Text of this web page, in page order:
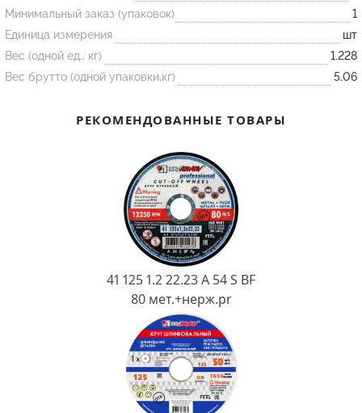
Пробка
Подставка
Лодочка
Ковш разливочный
Огнеупорная SiC смесь
Минимальный заказ (упаковок)
1
Единица измерения
шт
Вес (одной ед., кг)
1.228
Вес брутто (одной упаковки,кг)
5.06
РЕКОМЕНДОВАННЫЕ ТОВАРЫ
41 125 1.2 22.23 A 54 S BF
80 мет.+нерж.pr